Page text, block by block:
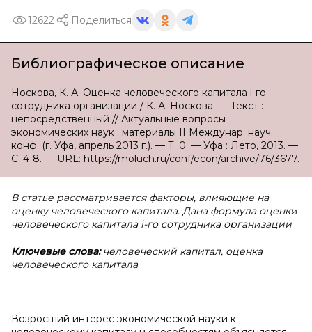
12622 Поделиться
Библиографическое описание
Носкова, К. А. Оценка человеческого капитала i-го
сотрудника организации / К. А. Носкова. — Текст :
непосредственный // Актуальные вопросы
экономических наук : материалы II Междунар. науч.
конф. (г. Уфа, апрель 2013 г.). — Т. 0. — Уфа : Лето, 2013. —
С. 4-8. — URL: https://moluch.ru/conf/econ/archive/76/3677.
В статье рассматривается факторы, влияющие на
оценку человеческого капитала. Дана формула оценки
человеческого капитала i-го сотрудника организации
Ключевые слова:человеческий капитал, оценка
человеческого капитала
Возросший интерес экономической науки к